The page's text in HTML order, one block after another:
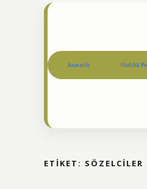
Anasayfa Gizlilik
ETIKET: